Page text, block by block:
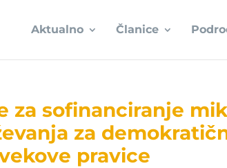
Aktualno Članice
za sofinanciranje
za
pravice